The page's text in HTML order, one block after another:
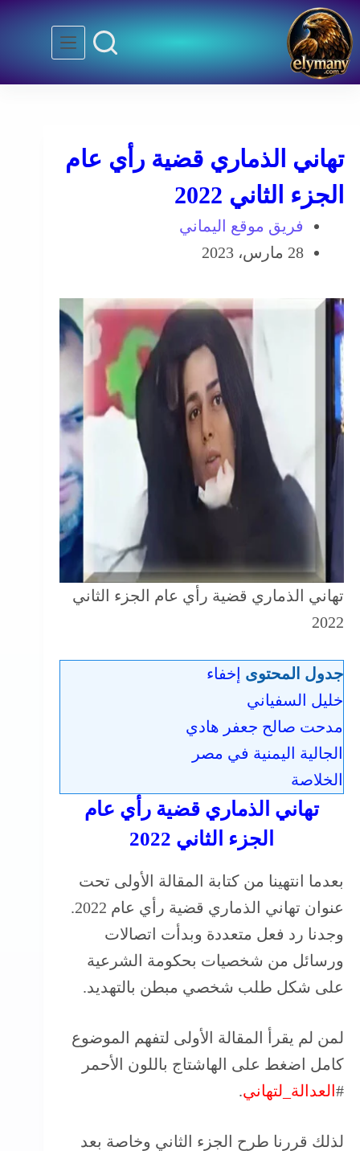
تهاني الذماري قضية رأي عام
الجزء الثاني 2022
فريق موقع اليماني
28 مارس، 2023
تهاني الذماري قضية رأي عام الجزء الثاني
2022
جدول المحتوى إخفاء
خليل السفياني
مدحت صالح جعفر هادي
الجالية اليمنية في مصر
الخلاصة
تهاني الذماري قضية رأي عام
الجزء الثاني 2022
بعدما انتهينا من كتابة المقالة الأولى تحت
عنوان تهاني الذماري قضية رأي عام 2022.
وجدنا رد فعل متعددة وبدأت اتصالات
ورسائل من شخصيات بحكومة الشرعية
على شكل طلب شخصي مبطن بالتهديد.
لمن لم يقرأ المقالة الأولى لتفهم الموضوع
كامل اضغط على الهاشتاج باللون الأحمر
# العدالة_لتهاني.
لذلك قررنا طرح الجزء الثاني وخاصة بعد